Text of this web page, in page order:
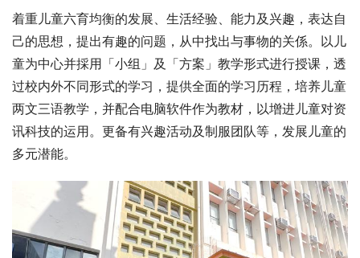
着重儿童六育均衡的发展、生活经验、能力及兴趣，表达自
己的思想，提出有趣的问题，从中找出与事物的关係。以儿
童为中心并採用「小组」及「方案」教学形式进行授课，透
过校内外不同形式的学习，提供全面的学习历程，培养儿童
两文三语教学，并配合电脑软件作为教材，以增进儿童对资
讯科技的运用。更备有兴趣活动及制服团队等，发展儿童的
多元潜能。